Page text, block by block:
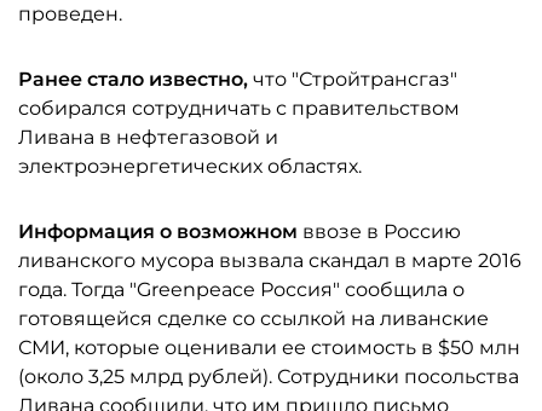
проведен.
Ранее стало известно, что "Стройтрансгаз"
собирался сотрудничать с правительством
Ливана в нефтегазовой и
электроэнергетических областях.
Информация о возможном ввозе в Россию
ливанского мусора вызвала скандал в марте 2016
года. Тогда "Greenpeace Россия" сообщила о
готовящейся сделке со ссылкой на ливанские
СМИ, которые оценивали ее стоимость в $50 млн
(около 3,25 млрд рублей). Сотрудники посольства
Ливана сообщили, что им пришло письмо